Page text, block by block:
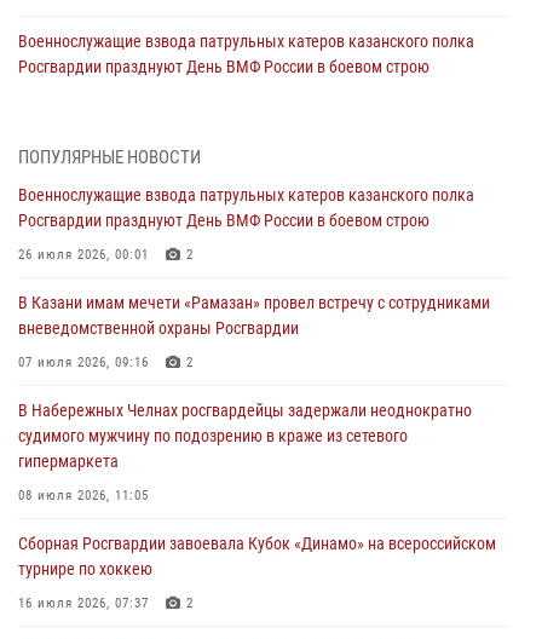
Военнослужащие взвода патрульных катеров казанского полка
Росгвардии празднуют День ВМФ России в боевом строю
Татарстанские росгвардейцы завоевали «бронзу» в окружном этапе
24 июля 2026, 15:05 4
В казанском полку Росгвардии состоялся концерт певицы Кристины
В Нижнекамске сотрудники Росгвардии задержали подозреваемого
23 июля 2026, 06:47
В Казани Росгвардия приняла участие в обеспечении безопасности
крестного хода и освящения храма
ПОПУЛЯРНЫЕ НОВОСТИ
Военнослужащие взвода патрульных катеров казанского полка
Росгвардии празднуют День ВМФ России в боевом строю
26 июля 2026, 00:01 2
В Казани имам мечети «Рамазан» провел встречу с сотрудниками
вневедомственной охраны Росгвардии
07 июля 2026, 09:16 2
В Набережных Челнах росгвардейцы задержали неоднократно
судимого мужчину по подозрению в краже из сетевого
гипермаркета
08 июля 2026, 11:05
Сборная Росгвардии завоевала Кубок «Динамо» на всероссийском
турнире по хоккею
16 июля 2026, 07:37 2